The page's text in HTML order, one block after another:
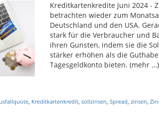
Kreditkartenkredite Juni 2024 -
betrachten wieder zum
Deutschland und den USA.
stark für die Verbraucher und
ihren Gunsten, indem sie die
stärker erhöhen als die
Tagesgeldkonto bieten. (mehr …)
, Kreditkartenkredit, sollzinsen, Spread, zinsen,